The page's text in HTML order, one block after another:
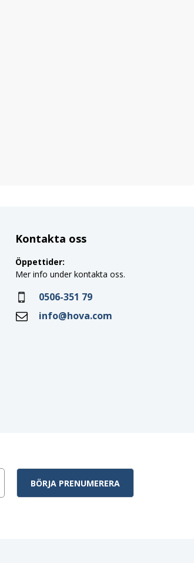
Kontakta oss
Öppettider:
Mer info under kontakta oss.
0506-351 79
info@hova.com